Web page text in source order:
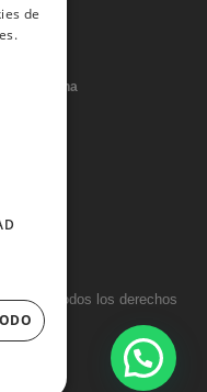
Barcelona
S.L. - Todos los derechos
de